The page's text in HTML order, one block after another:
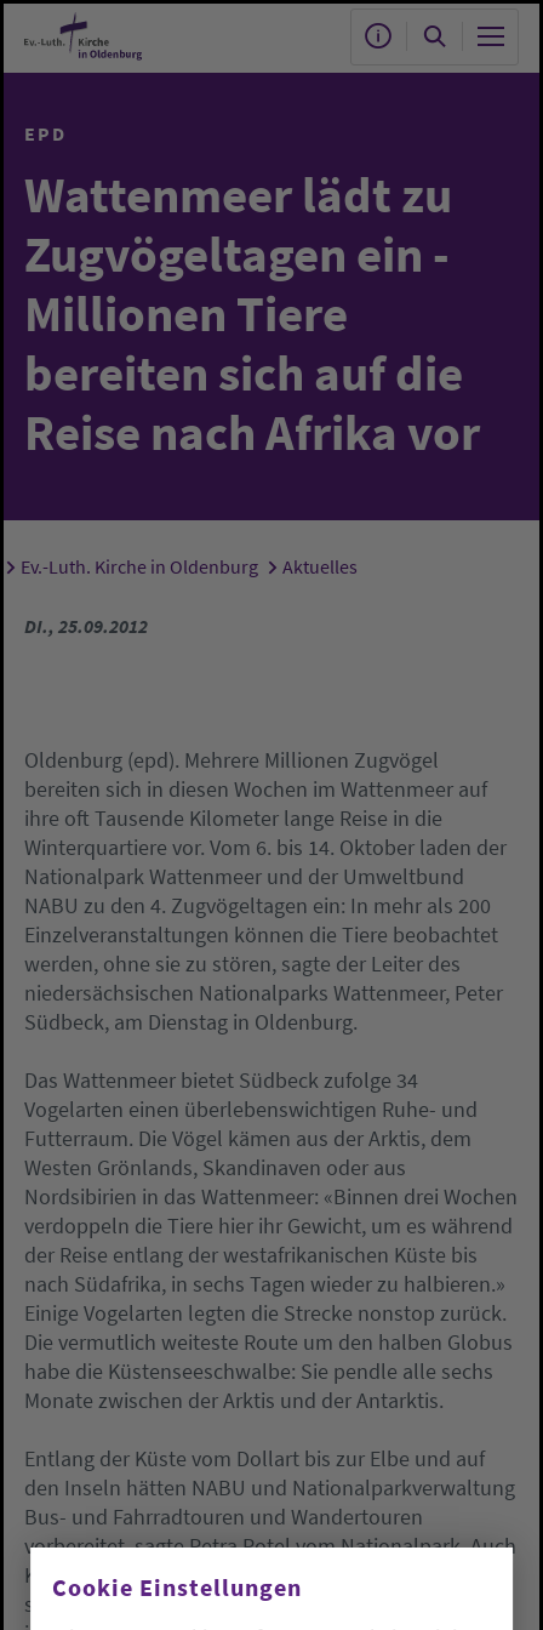
Zum Hauptinhalt springen
EPD
Wattenmeer lädt zu
Zugvögeltagen ein -
Millionen Tiere
bereiten sich auf die
Reise nach Afrika vor
Sie sind hier:
Ev.-Luth. Kirche in Oldenburg Aktuelles
DI., 25.09.2012
Oldenburg (epd). Mehrere Millionen Zugvögel
bereiten sich in diesen Wochen im Wattenmeer auf
ihre oft Tausende Kilometer lange Reise in die
Winterquartiere vor. Vom 6. bis 14. Oktober laden der
Nationalpark Wattenmeer und der Umweltbund
NABU zu den 4. Zugvögeltagen ein: In mehr als 200
Einzelveranstaltungen können die Tiere beobachtet
werden, ohne sie zu stören, sagte der Leiter des
niedersächsischen Nationalparks Wattenmeer, Peter
Südbeck, am Dienstag in Oldenburg.
Das Wattenmeer bietet Südbeck zufolge 34
Vogelarten einen überlebenswichtigen Ruhe- und
Futterraum. Die Vögel kämen aus der Arktis, dem
Westen Grönlands, Skandinaven oder aus
Nordsibirien in das Wattenmeer: «Binnen drei Wochen
verdoppeln die Tiere hier ihr Gewicht, um es während
der Reise entlang der westafrikanischen Küste bis
nach Südafrika, in sechs Tagen wieder zu halbieren.»
Einige Vogelarten legten die Strecke nonstop zurück.
Die vermutlich weiteste Route um den halben Globus
habe die Küstenseeschwalbe: Sie pendle alle sechs
Monate zwischen der Arktis und der Antarktis.
Entlang der Küste vom Dollart bis zur Elbe und auf
den Inseln hätten NABU und Nationalparkverwaltung
Bus- und Fahrradtouren und Wandertouren
vorbereitet, sagte Petra Potel vom Nationalpark. Auch
Kunstprojekte vom Tanztheater bis zu Lesungen
seien geplant. Erstmals beteilige sich das Natureum
Cookie Einstellungen